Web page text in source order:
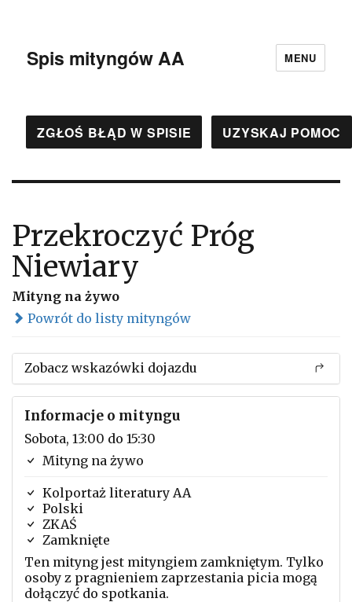
Spis mityngów AA MENU
ZGŁOŚ BŁĄD W SPISIE UZYSKAJ POMOC
Przekroczyć Próg
Niewiary
Mityng na żywo
Powrót do listy mityngów
Zobacz wskazówki dojazdu
Informacje o mityngu
Sobota, 13:00 do 15:30
Mityng na żywo
Kolportaż literatury AA
Polski
ZKAŚ
Zamknięte
Ten mityng jest mityngiem zamkniętym. Tylko
osoby z pragnieniem zaprzestania picia mogą
dołączyć do spotkania.